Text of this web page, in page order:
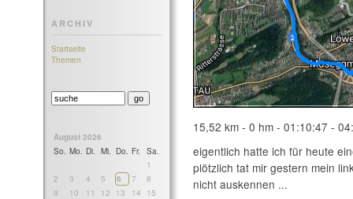
ARCHIV
Startseite
Themen
August 2026
So. Mo. Di. Mi. Do. Fr.
Sa.
1
2
3 4 5 6 7
8
9
10 11 12 13 14
15
15,52 km - 0 hm - 01:10:47 -
eigentlich hatte ich für heute
plötzlich tat mir gestern mein
nicht auskennen ...